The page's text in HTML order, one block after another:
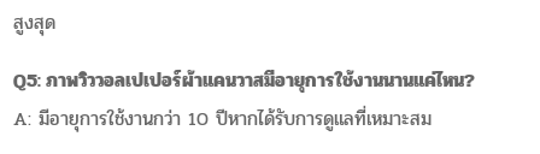
สูงสุด
Q5: ภาพวิววอลเปเปอร์ผ้าแคนวาสมีอายุการใช้งานนานแค่ไหน?
A: มีอายุการใช้งานกว่า 10 ปีหากได้รับการดูแลที่เหมาะสม